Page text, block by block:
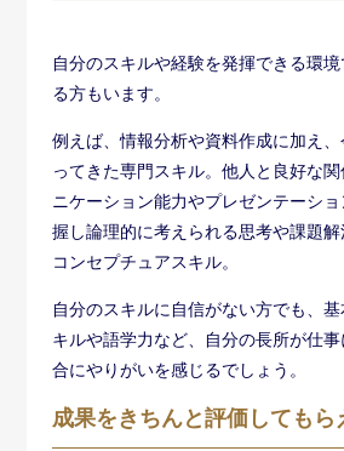
自分のスキルや経験を発揮できる環
る方もいます。
例えば、情報分析や資料作成に加え
ってきた専門スキル。他人と良好な
ニケーション能力やプレゼンテーシ
握し論理的に考えられる思考や課題
コンセプチュアスキル。
自分のスキルに自信がない方でも、
キルや語学力など、自分の長所が仕
合にやりがいを感じるでしょう。
成果をきちんと評価してもら